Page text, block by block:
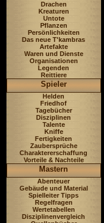
Drachen
Kreaturen
Untote
Pflanzen
Persönlichkeiten
Das neue T'kambras
Artefakte
Waren und Dienste
Organisationen
Legenden
Reittiere
Spieler
Helden
Friedhof
Tagebücher
Disziplinen
Talente
Kniffe
Fertigkeiten
Zaubersprüche
Charaktererschaffung
Vorteile & Nachteile
Mastern
Abenteuer
Gebäude und Material
Spielleiter Tipps
Regelfragen
Wertetabellen
Disziplinenvergleich